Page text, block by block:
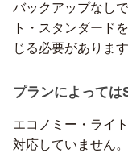
バックアップなし
ト・スタンダード
じる必要があります
プランによっては
エコノミー・ライ
対応していません。